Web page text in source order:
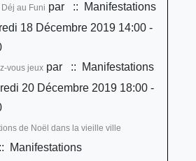
Déj au Funi par
:: Manifestations
18 Décembre 2019 14:00 -
vous jeuxpar
:: Manifestations
20 Décembre 2019 18:00 -
de Noël dans la vieille ville
Manifestations